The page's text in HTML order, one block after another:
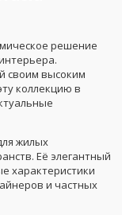
решение
своим высоким
коллекцию в
жилых
Её элегантный
характеристики
и частных